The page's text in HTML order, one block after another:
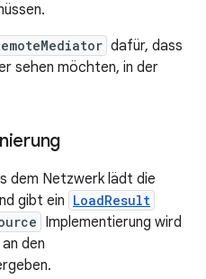
dafür, dass
sehen möchten, in der
dem Netzwerk lädt die
gibt ein LoadResult
Implementierung wird
den